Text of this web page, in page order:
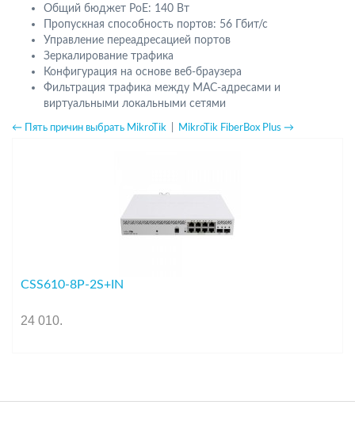
Общий бюджет PoE: 140 Вт
Пропускная способность портов: 56 Гбит/с
Управление переадресацией портов
Зеркалирование трафика
Конфигурация на основе веб-браузера
Фильтрация трафика между MAC-адресами и
виртуальными локальными сетями
← Пять причин выбрать MikroTik MikroTik FiberBox Plus →
CSS610-8P-2S+IN
24 010.